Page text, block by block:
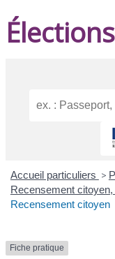
Élections
Accueil particuliers >
Recensement
Recensement citoyen
Fiche pratique